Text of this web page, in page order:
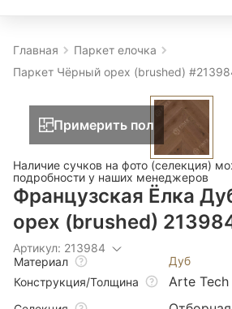
Главная
Паркет елочка
Паркет Чёрный орех (brushed)
Примерить пол
Наличие сучков на фото (селекция)
подробности у наших менеджеров
Французская Ёлка
орех (brushed)
Артикул: 213984
Материал
Дуб
Конструкция/Толщина
Arte